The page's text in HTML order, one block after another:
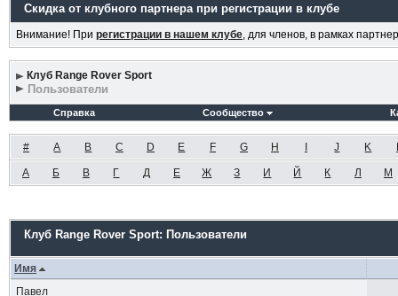
Скидка от клубного партнера при регистрации в клубе
Внимание! При регистрации в нашем клубе, для членов, в рамках
Клуб Range Rover Sport
Пользователи
Справка Сообщество
# A B C D E F G H J K
А Б В Г Д Е Ж З И Й К Л М
Клуб Range Rover Sport: Пользователи
Имя
Павел